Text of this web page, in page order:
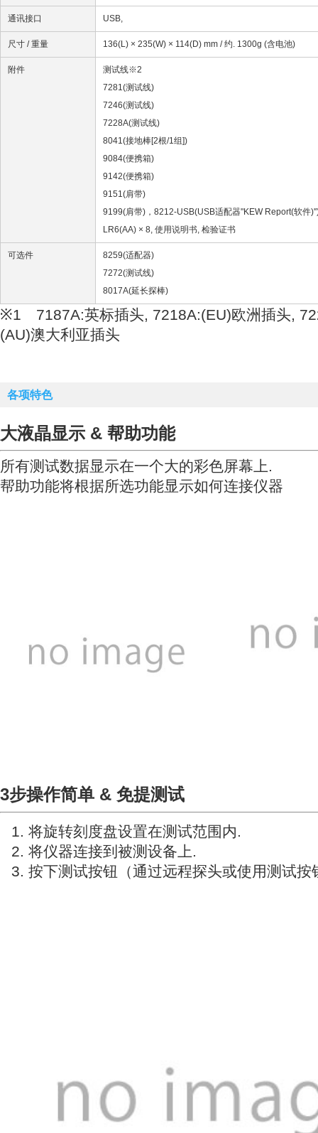
通讯接口 USB,
尺寸 / 重量 136(L) × 235(W) × 114(D) mm / 约. 1300g (含电池)
附件
测试线※2
7281(测试线)
7246(测试线)
7228A(测试线)
8041(接地棒[2根/1组])
9084(便携箱)
9142(便携箱)
9151(肩带)
9199(肩带)， 8212-USB(USB适配器"KEW Report(软件
LR6(AA) × 8, 使用说明书, 检验证书
可选件
8259(适配器)
7272(测试线)
8017A(延长探棒)
※1 7187A:英标插头, 7218A:(EU)欧洲插头,
(AU)澳大利亚插头
各项特色
大液晶显示 & 帮助功能
所有测试数据显示在一个大的彩色屏幕上.
帮助功能将根据所选功能显示如何连接仪器
3步操作简单 & 免提测试
将旋转刻度盘设置在测试范围内.
将仪器连接到被测设备上.
按下测试按钮（通过远程探头或使用测试按